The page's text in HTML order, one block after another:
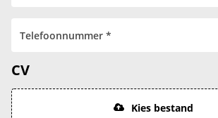
CV
Kies bestand